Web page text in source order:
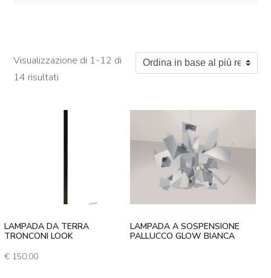
Visualizzazione di 1-12 di
14 risultati Ordina in base al più recente
LAMPADA DA TERRA
TRONCONI LOOK
€ 150,00
LAMPADA A SOSPENSIONE
PALLUCCO GLOW BIANCA